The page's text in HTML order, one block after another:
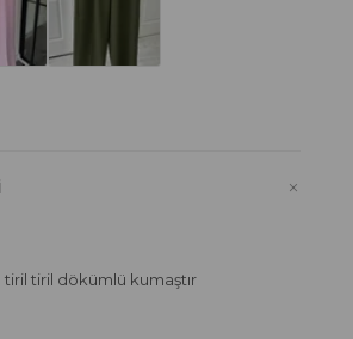
+
tiril dökümlü kumaştır